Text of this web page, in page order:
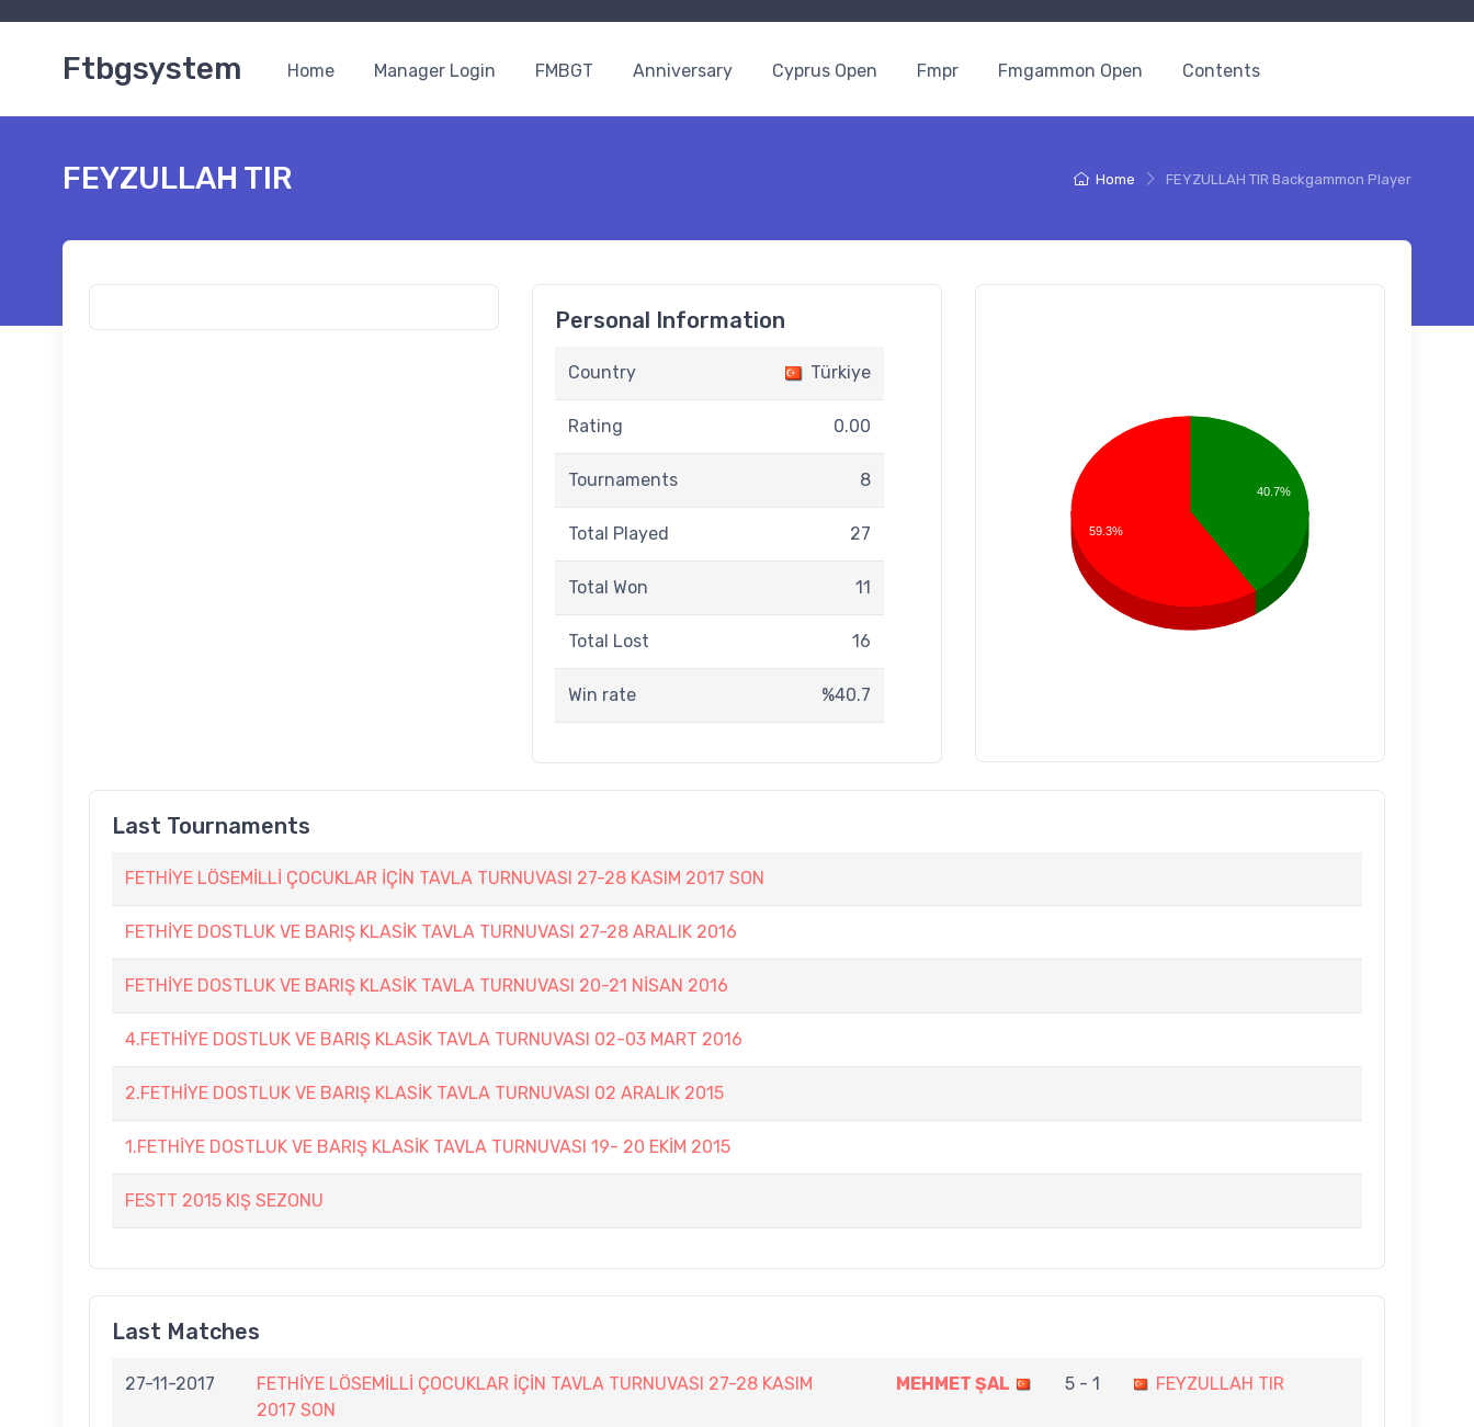
Ftbgsystem Home Manager Login FMBGT Anniversary Cyprus Open Fmpr Fmgammon Open Contents
Home FEYZULLAH TIR Backgammon Player
FEYZULLAH TIR
Personal Information
Country Türkiye
Rating 0.00
Tournaments 8
Total Played 27
Total Won 11
Total Lost 16
Win rate %40.7
40.7%
59.3%
Last Tournaments
FETHİYE LÖSEMİLLİ ÇOCUKLAR İÇİN TAVLA TURNUVASI 27-28 KASIM 2017 SON
FETHİYE DOSTLUK VE BARIŞ KLASİK TAVLA TURNUVASI 27-28 ARALIK 2016
FETHİYE DOSTLUK VE BARIŞ KLASİK TAVLA TURNUVASI 20-21 NİSAN 2016
4.FETHİYE DOSTLUK VE BARIŞ KLASİK TAVLA TURNUVASI 02-03 MART 2016
2.FETHİYE DOSTLUK VE BARIŞ KLASİK TAVLA TURNUVASI 02 ARALIK 2015
1.FETHİYE DOSTLUK VE BARIŞ KLASİK TAVLA TURNUVASI 19- 20 EKİM 2015
FESTT 2015 KIŞ SEZONU
Last Matches
27-11-2017
FETHİYE LÖSEMİLLİ ÇOCUKLAR İÇİN TAVLA TURNUVASI 27-28 KASIM
2017 SON
MEHMET ŞAL 5 - 1 FEYZULLAH TIR